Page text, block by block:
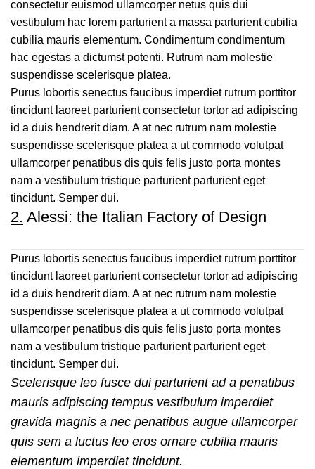
consectetur euismod ullamcorper netus quis dui
vestibulum hac lorem parturient a massa parturient cubilia
cubilia mauris elementum. Condimentum condimentum
hac egestas a dictumst potenti. Rutrum nam molestie
suspendisse scelerisque platea.
Purus lobortis senectus faucibus imperdiet rutrum porttitor
tincidunt laoreet parturient consectetur tortor ad adipiscing
id a duis hendrerit diam. A at nec rutrum nam molestie
suspendisse scelerisque platea a ut commodo volutpat
ullamcorper penatibus dis quis felis justo porta montes
nam a vestibulum tristique parturient parturient eget
tincidunt. Semper dui.
2. Alessi: the Italian Factory of Design
Purus lobortis senectus faucibus imperdiet rutrum porttitor
tincidunt laoreet parturient consectetur tortor ad adipiscing
id a duis hendrerit diam. A at nec rutrum nam molestie
suspendisse scelerisque platea a ut commodo volutpat
ullamcorper penatibus dis quis felis justo porta montes
nam a vestibulum tristique parturient parturient eget
tincidunt. Semper dui.
Scelerisque leo fusce dui parturient ad a penatibus
mauris adipiscing tempus vestibulum imperdiet
gravida magnis a nec penatibus augue ullamcorper
quis sem a luctus leo eros ornare cubilia mauris
elementum imperdiet tincidunt.